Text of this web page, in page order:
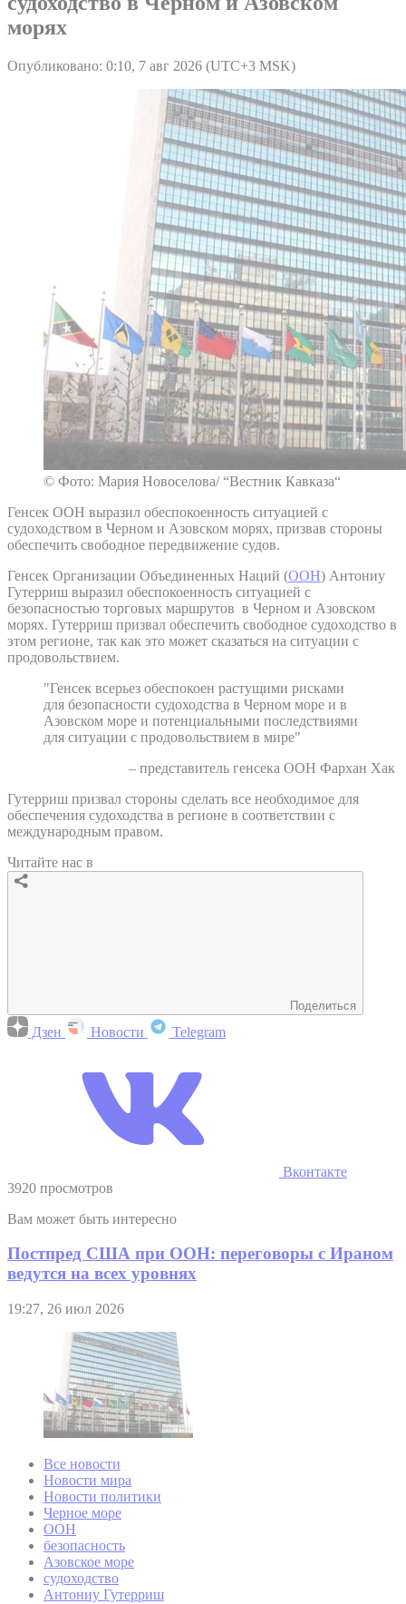
морях
Опубликовано: 0:10, 7 авг 2026 (UTC+3 MSK)
© Фото: Мария Новоселова/ “Вестник Кавказа“
Генсек ООН выразил обеспокоенность ситуацией с
судоходством в Черном и Азовском морях, призвав стороны
обеспечить свободное передвижение судов.
Генсек Организации Объединенных Наций (ООН) Антониу
Гутерриш выразил обеспокоенность ситуацией с
безопасностью торговых маршрутов в Черном и Азовском
морях. Гутерриш призвал обеспечить свободное судоходство в
этом регионе, так как это может сказаться на ситуации с
продовольствием.
"Генсек всерьез обеспокоен растущими рисками
для безопасности судоходства в Черном море и в
Азовском море и потенциальными последствиями
для ситуации с продовольствием в мире"
– представитель генсека ООН Фархан Хак
Гутерриш призвал стороны сделать все необходимое для
обеспечения судоходства в регионе в соответствии с
международным правом.
Читайте нас в
Поделиться
Дзен Новости Telegram
Вконтакте
3920 просмотров
Вам может быть интересно
Постпред США при ООН: переговоры с Ираном
ведутся на всех уровнях
19:27, 26 июл 2026
Все новости
Новости мира
Новости политики
Черное море
ООН
безопасность
Азовское море
судоходство
Антониу Гутерриш